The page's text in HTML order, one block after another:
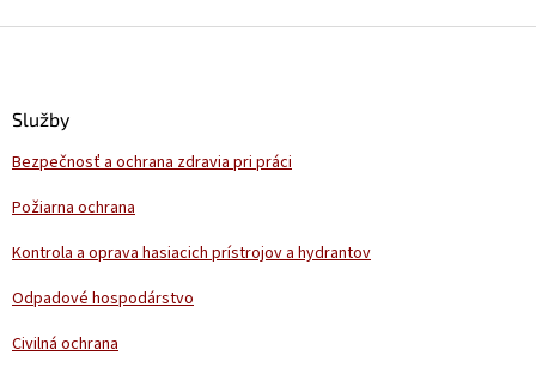
Služby
Bezpečnosť a ochrana zdravia pri práci
Požiarna ochrana
Kontrola a oprava hasiacich prístrojov a hydrantov
Odpadové hospodárstvo
Civilná ochrana